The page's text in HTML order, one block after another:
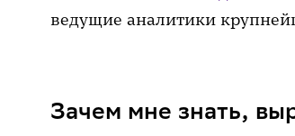
ведущие аналитики
Зачем мне знать,